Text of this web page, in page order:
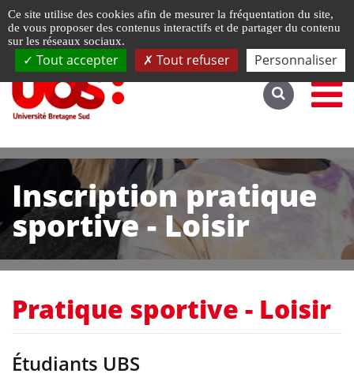
Accéder au site complet
Inscription pratique
sportive - Loisir
Pratique sportive - Loisir
Étudiants UBS
Ce site utilise des cookies afin de mesurer la fréquentation du site,
de vous proposer des contenus interactifs et de partager du contenu
sur les réseaux sociaux.
Tout accepter Tout refuser Personnaliser